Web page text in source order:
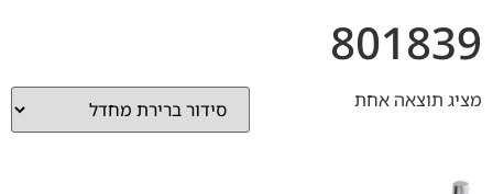
801839
מציג תוצאה אחת